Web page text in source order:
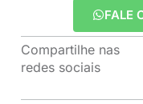
FALE
Compartilhe nas
redes sociais